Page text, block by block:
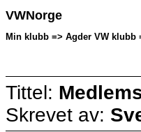
VWNorge
Min klubb => Agder VW klubb
Tittel:
Skrevet av: